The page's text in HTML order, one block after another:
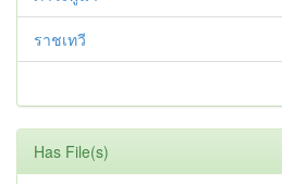
ราชเทวี
Has File(s)